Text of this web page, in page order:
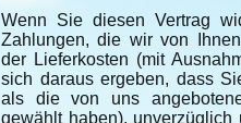
Wenn Sie diesen Vertrag
Zahlungen, die wir von
der Lieferkosten (mit
sich daraus ergeben, dass
als die von uns
gewählt haben), unverzüglich